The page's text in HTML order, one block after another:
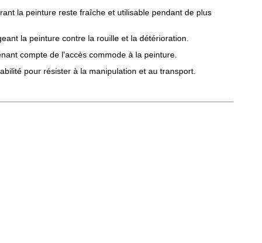
la peinture reste fraîche et utilisable pendant de plus
la peinture contre la rouille et la détérioration.
compte de l'accès commode à la peinture.
pour résister à la manipulation et au transport.